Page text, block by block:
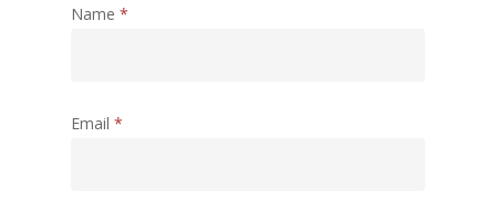
Name *
Email *